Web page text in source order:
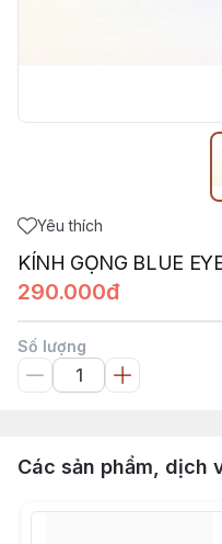
Yêu thích
KÍNH GỌNG BLUE
290.000đ
Số lượng
Các sản phẩm, dịch